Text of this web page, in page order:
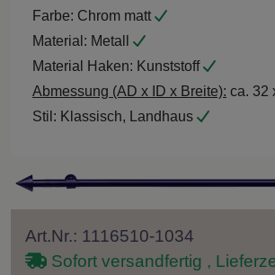
Farbe: Chrom matt
Material: Metall
Material Haken: Kunststoff
Abmessung (AD x ID x Breite): ca. 32
Stil: Klassisch, Landhaus
Art.Nr.: 1116510-1034
Sofort versandfertig ,